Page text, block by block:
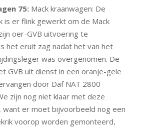
75:Mack kraanwagen: De
is er flink gewerkt om de Mack
oer-GVB uitvoering te
het eruit zag nadat het van het
was overgenomen. De
GVB uit dienst in een oranje-gele
door Daf NAT 2800
zijn nog niet klaar met deze
want er moet bijvoorbeeld nog een
voorop worden gemonteerd,